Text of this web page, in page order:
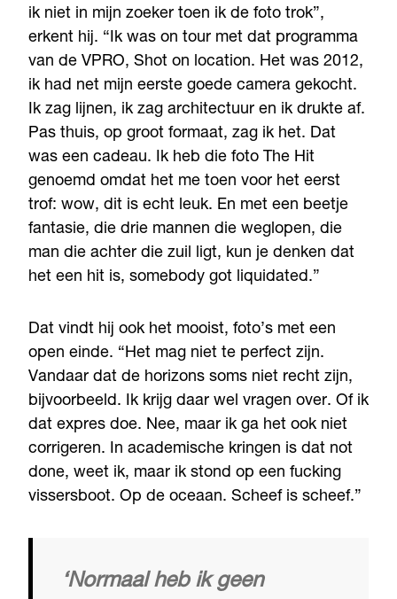
ik niet in mijn zoeker toen ik de foto trok”,
erkent hij. “Ik was on tour met dat programma
van de VPRO, Shot on location. Het was 2012,
ik had net mijn eerste goede camera gekocht.
Ik zag lijnen, ik zag architectuur en ik drukte af.
Pas thuis, op groot formaat, zag ik het. Dat
was een cadeau. Ik heb die foto The Hit
genoemd omdat het me toen voor het eerst
trof: wow, dit is echt leuk. En met een beetje
fantasie, die drie mannen die weglopen, die
man die achter die zuil ligt, kun je denken dat
het een hit is, somebody got liquidated.”
Dat vindt hij ook het mooist, foto’s met een
open einde. “Het mag niet te perfect zijn.
Vandaar dat de horizons soms niet recht zijn,
bijvoorbeeld. Ik krijg daar wel vragen over. Of ik
dat expres doe. Nee, maar ik ga het ook niet
corrigeren. In academische kringen is dat not
done, weet ik, maar ik stond op een fucking
vissersboot. Op de oceaan. Scheef is scheef.”
‘Normaal heb ik geen